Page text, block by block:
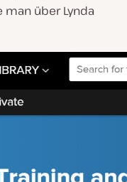
man über Lynda